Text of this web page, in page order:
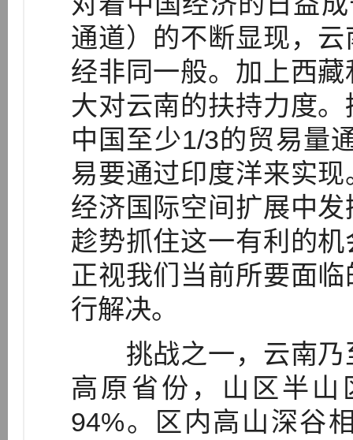
通道）的不断显现，
经非同一般。加上西
大对云南的扶持力度
中国至少1/3的贸易量
易要通过印度洋来实
经济国际空间扩展中
趁势抓住这一有利的
正视我们当前所要面
行解决。
挑战之一，云南乃
高原省份，山区半
94%。区内高山深谷